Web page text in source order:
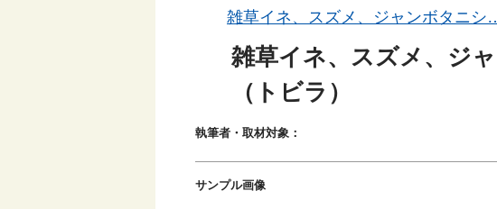
雑草イネ、スズメ、ジャンボタニ
雑草イネ、スズメ、ジ
（トビラ）
執筆者・取材対象：
サンプル画像